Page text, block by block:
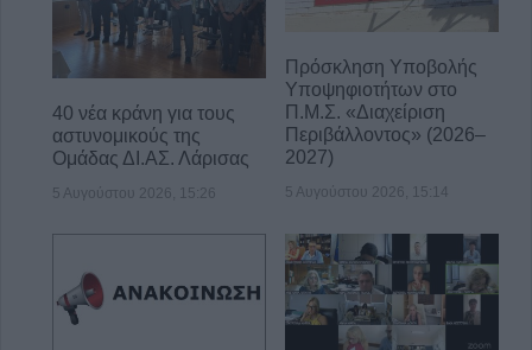
40 νέα κράνη για τους
αστυνομικούς της
Ομάδας ΔΙ.ΑΣ. Λάρισας
5 Αυγούστου 2026, 15:26
Πρόσκληση Υποβολής
Υποψηφιοτήτων στο
Π.Μ.Σ. «Διαχείριση
Περιβάλλοντος» (2026–
2027)
5 Αυγούστου 2026, 15:14